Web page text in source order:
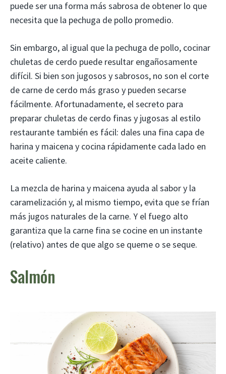
puede ser una forma más sabrosa de obtener lo que
necesita que la pechuga de pollo promedio.
Sin embargo, al igual que la pechuga de pollo, cocinar
chuletas de cerdo puede resultar engañosamente
difícil. Si bien son jugosos y sabrosos, no son el corte
de carne de cerdo más graso y pueden secarse
fácilmente. Afortunadamente, el secreto para
preparar chuletas de cerdo finas y jugosas al estilo
restaurante también es fácil: dales una fina capa de
harina y maicena y cocina rápidamente cada lado en
aceite caliente.
La mezcla de harina y maicena ayuda al sabor y la
caramelización y, al mismo tiempo, evita que se frían
más jugos naturales de la carne. Y el fuego alto
garantiza que la carne fina se cocine en un instante
(relativo) antes de que algo se queme o se seque.
Salmón